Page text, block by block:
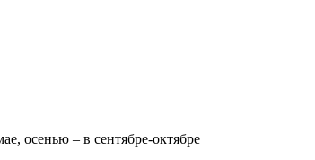
осенью – в сентябре-октябре